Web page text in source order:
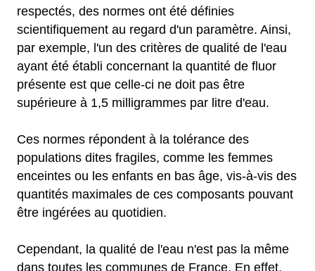
respectés, des normes ont été définies
scientifiquement au regard d'un paramètre. Ainsi,
par exemple, l'un des critères de qualité de l'eau
ayant été établi concernant la quantité de fluor
présente est que celle-ci ne doit pas être
supérieure à 1,5 milligrammes par litre d'eau.
Ces normes répondent à la tolérance des
populations dites fragiles, comme les femmes
enceintes ou les enfants en bas âge, vis-à-vis des
quantités maximales de ces composants pouvant
être ingérées au quotidien.
Cependant, la qualité de l'eau n'est pas la même
dans toutes les communes de France. En effet,